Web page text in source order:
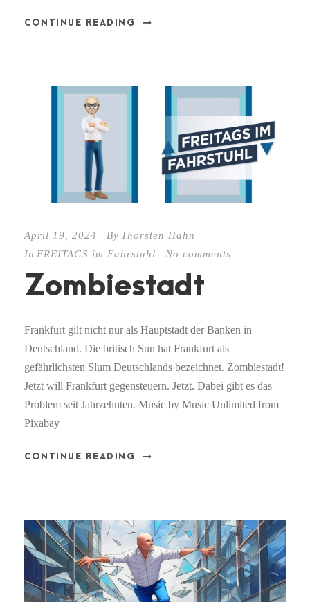
CONTINUE READING
April 19, 2024 By Thorsten Hahn
In FREITAGS im Fahrstuhl No comments
Zombiestadt
Frankfurt gilt nicht nur als Hauptstadt der Banken in
Deutschland. Die britisch Sun hat Frankfurt als
gefährlichsten Slum Deutschlands bezeichnet. Zombiestadt!
Jetzt will Frankfurt gegensteuern. Jetzt. Dabei gibt es das
Problem seit Jahrzehnten. Music by Music Unlimited from
Pixabay
CONTINUE READING